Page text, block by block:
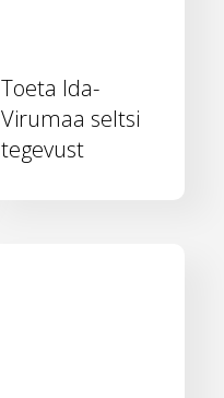
Toeta Ida-
Virumaa seltsi
tegevust